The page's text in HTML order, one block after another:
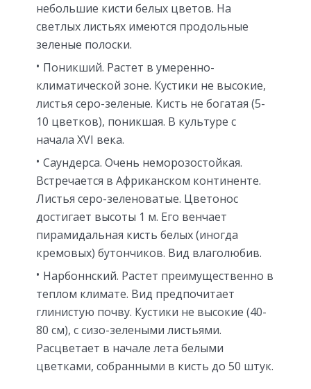
небольшие кисти белых цветов. На
светлых листьях имеются продольные
зеленые полоски.
Поникший. Растет в умеренно-
климатической зоне. Кустики не высокие,
листья серо-зеленые. Кисть не богатая (5-
10 цветков), поникшая. В культуре с
начала XVI века.
Саундерса. Очень неморозостойкая.
Встречается в Африканском континенте.
Листья серо-зеленоватые. Цветонос
достигает высоты 1 м. Его венчает
пирамидальная кисть белых (иногда
кремовых) бутончиков. Вид влаголюбив.
Нарбоннский. Растет преимущественно в
теплом климате. Вид предпочитает
глинистую почву. Кустики не высокие (40-
80 см), с сизо-зелеными листьями.
Расцветает в начале лета белыми
цветками, собранными в кисть до 50 штук.